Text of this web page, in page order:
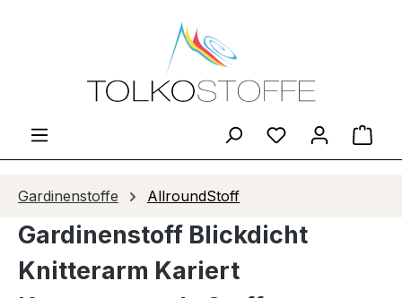
Zum Hauptinhalt springen
Du hast 0
Gardinenstoffe AllroundStoff
Gardinenstoff Blickdicht
Knitterarm Kariert